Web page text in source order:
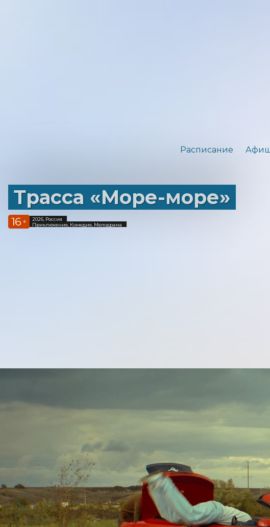
Расписание
Трасса «Море-море»
16 +
2026, Россия
Приключения, Комедия, Мелодрама